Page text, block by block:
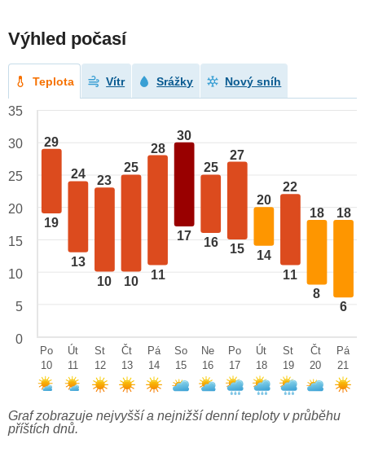
Výhled počasí
Teplota Vítr Srážky Nový sníh
29
19
24
13
23
10
25
10
28
11
30
17
25
16
27
15
20
14
22
11
18
8
18
6
35
30
25
20
15
10
5
0
Po
10
Út
11
St
12
Čt
13
Pá
14
So
15
Ne
16
Po
17
Út
18
St
19
Čt
20
Pá
21
Graf zobrazuje nejvyšší a nejnižší denní teploty v průběhu
příštích dnů.